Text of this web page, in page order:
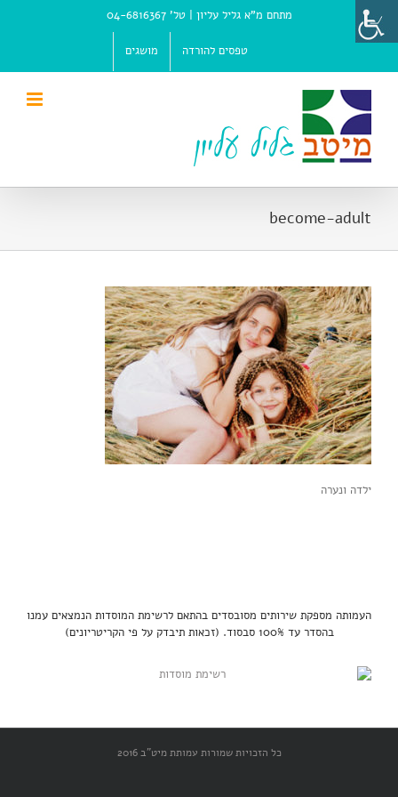
content
מתחם מ"א גליל עליון |טל' 04-6816367
טפסים להורדה מושגים
become-adult
ילדה ונערה
העמותה מספקת שירותים מסובסדים בהתאם לרשימת המוסדות הנמצאים עמנו
בהסדר עד 100% סבסוד. (זכאות תיבדק על פי הקריטריונים)
כל הזכויות שמורות עמותת מיט"ב 2016